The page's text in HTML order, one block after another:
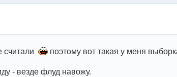
считали поэтому вот такая у меня
- везде флуд навожу.